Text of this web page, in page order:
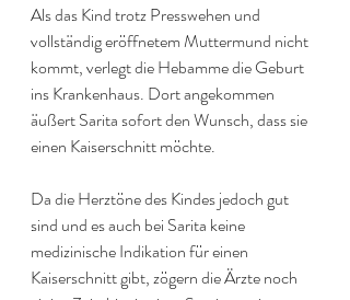
Als das Kind trotz Presswehen und
vollständig eröffnetem Muttermund nicht
kommt, verlegt die Hebamme die Geburt
ins Krankenhaus. Dort angekommen
äußert Sarita sofort den Wunsch, dass sie
einen Kaiserschnitt möchte.
Da die Herztöne des Kindes jedoch gut
sind und es auch bei Sarita keine
medizinische Indikation für einen
Kaiserschnitt gibt, zögern die Ärzte noch